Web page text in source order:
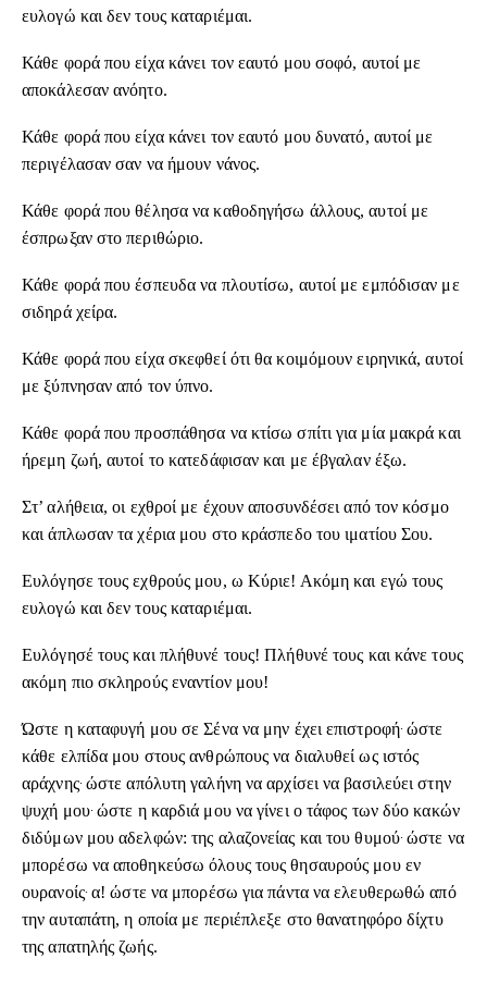
ευλογώ και δεν τους καταριέμαι.
Κάθε φορά που είχα κάνει τον εαυτό μου σοφό, αυτοί με
αποκάλεσαν ανόητο.
Κάθε φορά που είχα κάνει τον εαυτό μου δυνατό, αυτοί με
περιγέλασαν σαν να ήμουν νάνος.
Κάθε φορά που θέλησα να καθοδηγήσω άλλους, αυτοί με
έσπρωξαν στο περιθώριο.
Κάθε φορά που έσπευδα να πλουτίσω, αυτοί με εμπόδισαν με
σιδηρά χείρα.
Κάθε φορά που είχα σκεφθεί ότι θα κοιμόμουν ειρηνικά, αυτοί
με ξύπνησαν από τον ύπνο.
Κάθε φορά που προσπάθησα να κτίσω σπίτι για μία μακρά και
ήρεμη ζωή, αυτοί το κατεδάφισαν και με έβγαλαν έξω.
Στ’ αλήθεια, οι εχθροί με έχουν αποσυνδέσει από τον κόσμο
και άπλωσαν τα χέρια μου στο κράσπεδο του ιματίου Σου.
Ευλόγησε τους εχθρούς μου, ω Κύριε! Ακόμη και εγώ τους
ευλογώ και δεν τους καταριέμαι.
Ευλόγησέ τους και πλήθυνέ τους! Πλήθυνέ τους και κάνε τους
ακόμη πιο σκληρούς εναντίον μου!
Ώστε η καταφυγή μου σε Σένα να μην έχει επιστροφή. ώστε
κάθε ελπίδα μου στους ανθρώπους να διαλυθεί ως ιστός
αράχνης. ώστε απόλυτη γαλήνη να αρχίσει να βασιλεύει στην
ψυχή μου ώστε η καρδιά μου να γίνει ο τάφος των δύο κακών
διδύμων μου αδελφών: της αλαζονείας και του θυμού ώστε να
μπορέσω να αποθηκεύσω όλους τους θησαυρούς μου εν
ουρανοίς. α! ώστε να μπορέσω για πάντα να ελευθερωθώ από
την αυταπάτη, η οποία με περιέπλεξε στο θανατηφόρο δίχτυ
της απατηλής ζωής.